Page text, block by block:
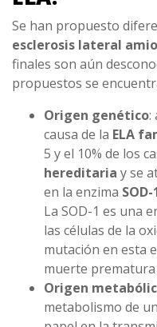
Se han propuesto
esclerosis lateral
finales son aún
propuestos se
Origen genético:
causa de la ELA
5 y el 10% de los
hereditaria y se
en la enzima
La SOD-1 es una
las células de la
mutación en esta
muerte
Origen
metabolismo de